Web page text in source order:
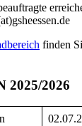
finden
2025/2026